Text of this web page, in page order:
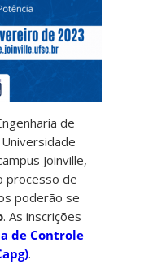
de
Joinville,
processo de
poderão se
. As inscrições
de Controle
.